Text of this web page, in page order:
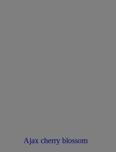
Ajax cherry blossom